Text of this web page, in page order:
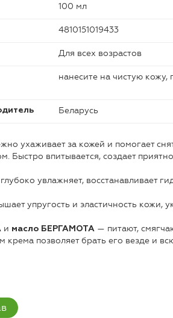
100 мл
4810151019433
Для всех возрастов
нанесите на чистую кожу,
Беларусь
ухаживает за кожей и помогает
Быстро впитывается, создает
увлажняет, восстанавливает
упругость и эластичность кожи,
и масло БЕРГАМОТА — питают,
крема позволяет брать его везде и